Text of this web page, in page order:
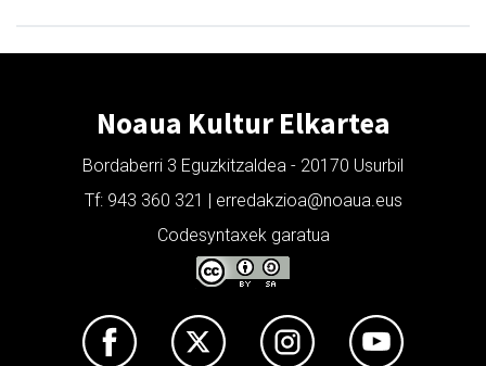
Noaua Kultur Elkartea
Bordaberri 3 Eguzkitzaldea - 20170 Usurbil
Tf: 943 360 321 | erredakzioa@noaua.eus
Codesyntaxek garatua